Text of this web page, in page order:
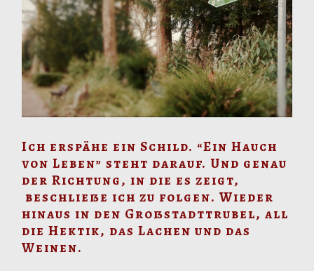
Ich erspähe ein Schild. “Ein Hauch
von Leben” steht darauf. Und genau
der Richtung, in die es zeigt,
beschließe ich zu folgen. Wieder
hinaus in den Großstadttrubel, all
die Hektik, das Lachen und das
Weinen.